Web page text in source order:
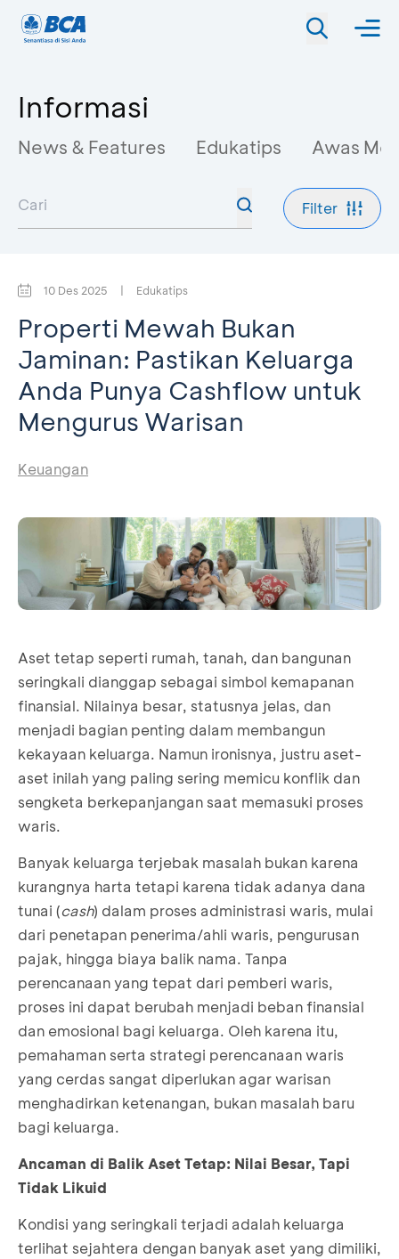
Informasi
News & Features Edukatips Awas
Filter
10 Des 2025 | Edukatips
Properti Mewah Bukan
Jaminan: Pastikan Keluarga
Anda Punya Cashflow untuk
Mengurus Warisan
Keuangan
Aset tetap seperti rumah, tanah, dan bangunan
seringkali dianggap sebagai simbol kemapanan
finansial. Nilainya besar, statusnya jelas, dan
menjadi bagian penting dalam membangun
kekayaan keluarga. Namun ironisnya, justru aset-
aset inilah yang paling sering memicu konflik dan
sengketa berkepanjangan saat memasuki proses
waris.
Banyak keluarga terjebak masalah bukan karena
kurangnya harta tetapi karena tidak adanya dana
tunai (cash) dalam proses administrasi waris, mulai
dari penetapan penerima/ahli waris, pengurusan
pajak, hingga biaya balik nama. Tanpa
perencanaan yang tepat dari pemberi waris,
proses ini dapat berubah menjadi beban finansial
dan emosional bagi keluarga. Oleh karena itu,
pemahaman serta strategi perencanaan waris
yang cerdas sangat diperlukan agar warisan
menghadirkan ketenangan, bukan masalah baru
bagi keluarga.
Ancaman di Balik Aset Tetap: Nilai Besar, Tapi
Tidak Likuid
Kondisi yang seringkali terjadi adalah keluarga
terlihat sejahtera dengan banyak aset yang dimiliki,